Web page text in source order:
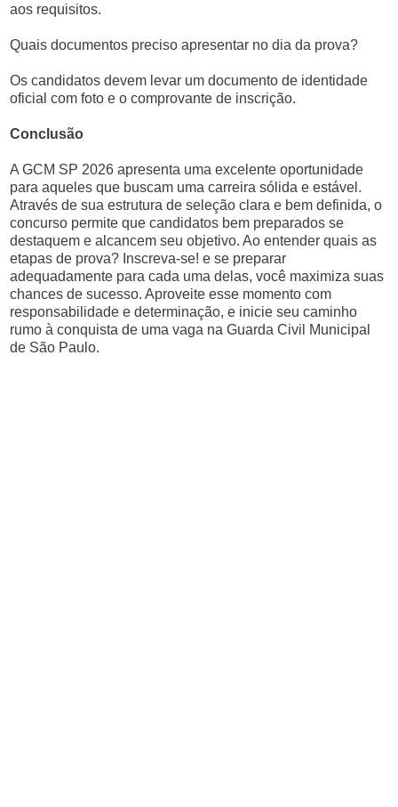
aos requisitos.
Quais documentos preciso apresentar no dia da prova?
Os candidatos devem levar um documento de identidade
oficial com foto e o comprovante de inscrição.
Conclusão
A GCM SP 2026 apresenta uma excelente oportunidade
para aqueles que buscam uma carreira sólida e estável.
Através de sua estrutura de seleção clara e bem definida, o
concurso permite que candidatos bem preparados se
destaquem e alcancem seu objetivo. Ao entender quais as
etapas de prova? Inscreva-se! e se preparar
adequadamente para cada uma delas, você maximiza suas
chances de sucesso. Aproveite esse momento com
responsabilidade e determinação, e inicie seu caminho
rumo à conquista de uma vaga na Guarda Civil Municipal
de São Paulo.